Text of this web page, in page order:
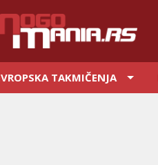
TAKMIČENJA